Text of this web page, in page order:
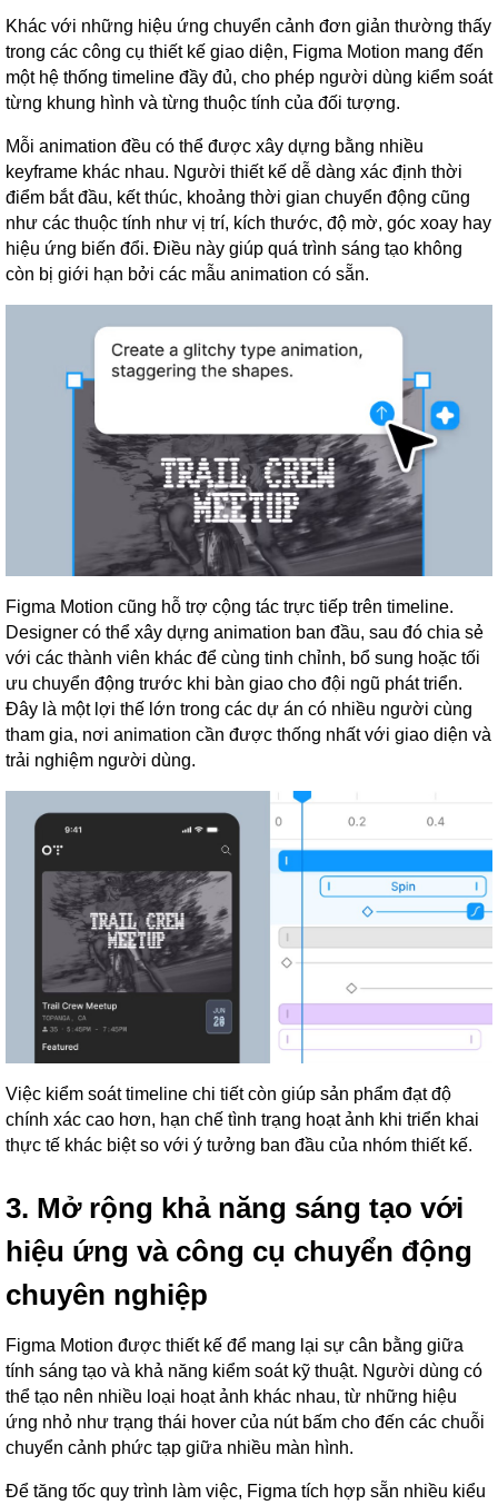
Khác với những hiệu ứng chuyển cảnh đơn giản thường thấy
trong các công cụ thiết kế giao diện, Figma Motion mang đến
một hệ thống timeline đầy đủ, cho phép người dùng kiểm soát
từng khung hình và từng thuộc tính của đối tượng.
Mỗi animation đều có thể được xây dựng bằng nhiều
keyframe khác nhau. Người thiết kế dễ dàng xác định thời
điểm bắt đầu, kết thúc, khoảng thời gian chuyển động cũng
như các thuộc tính như vị trí, kích thước, độ mờ, góc xoay hay
hiệu ứng biến đổi. Điều này giúp quá trình sáng tạo không
còn bị giới hạn bởi các mẫu animation có sẵn.
Figma Motion cũng hỗ trợ cộng tác trực tiếp trên timeline.
Designer có thể xây dựng animation ban đầu, sau đó chia sẻ
với các thành viên khác để cùng tinh chỉnh, bổ sung hoặc tối
ưu chuyển động trước khi bàn giao cho đội ngũ phát triển.
Đây là một lợi thế lớn trong các dự án có nhiều người cùng
tham gia, nơi animation cần được thống nhất với giao diện và
trải nghiệm người dùng.
Việc kiểm soát timeline chi tiết còn giúp sản phẩm đạt độ
chính xác cao hơn, hạn chế tình trạng hoạt ảnh khi triển khai
thực tế khác biệt so với ý tưởng ban đầu của nhóm thiết kế.
3. Mở rộng khả năng sáng tạo với
hiệu ứng và công cụ chuyển động
chuyên nghiệp
Figma Motion được thiết kế để mang lại sự cân bằng giữa
tính sáng tạo và khả năng kiểm soát kỹ thuật. Người dùng có
thể tạo nên nhiều loại hoạt ảnh khác nhau, từ những hiệu
ứng nhỏ như trạng thái hover của nút bấm cho đến các chuỗi
chuyển cảnh phức tạp giữa nhiều màn hình.
Để tăng tốc quy trình làm việc, Figma tích hợp sẵn nhiều kiểu